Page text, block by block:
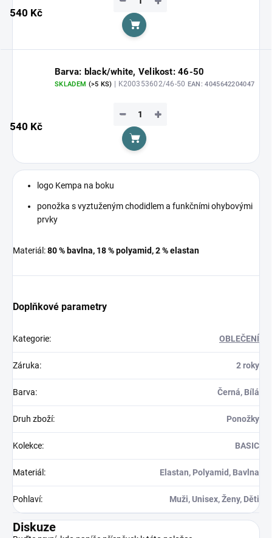
540 Kč
Do košíku
Barva: black/white, Velikost: 46-50
SKLADEM (>5 KS) | K200353602/46-50 EAN: 4045642204047
540 Kč
+
−
Do košíku
logo Kempa na boku
ponožka s vyztuženým chodidlem a funkčními ohybovými
prvky
Materiál:80 % bavlna, 18 % polyamid, 2 % elastan
Doplňkové parametry
Kategorie: OBLEČENÍ
Záruka: 2 roky
Barva: Černá, Bílá
Druh zboží: Ponožky
Kolekce: BASIC
Materiál : Elastan, Polyamid, Bavlna
Pohlaví: Muži, Unisex, Ženy, Děti
Diskuze